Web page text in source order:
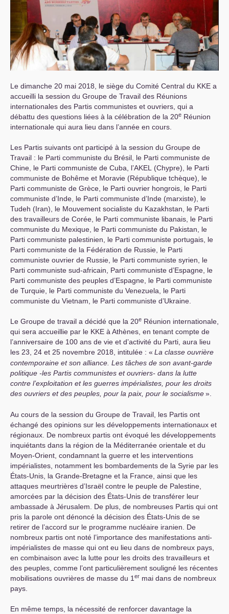
Le dimanche 20 mai 2018, le siège du Comité Central du KKE a
accueilli la session du Groupe de Travail des Réunions
internationales des Partis communistes et ouvriers, qui a
débattu des questions liées à la célébration de la 20e Réunion
internationale qui aura lieu dans l’année en cours.
Les Partis suivants ont participé à la session du Groupe de
Travail : le Parti communiste du Brésil, le Parti communiste de
Chine, le Parti communiste de Cuba, l’AKEL (Chypre), le Parti
communiste de Bohême et Moravie (République tchèque), le
Parti communiste de Grèce, le Parti ouvrier hongrois, le Parti
communiste d’Inde, le Parti communiste d’Inde (marxiste), le
Tudeh (Iran), le Mouvement socialiste du Kazakhstan, le Parti
des travailleurs de Corée, le Parti communiste libanais, le Parti
communiste du Mexique, le Parti communiste du Pakistan, le
Parti communiste palestinien, le Parti communiste portugais, le
Parti communiste de la Fédération de Russie, le Parti
communiste ouvrier de Russie, le Parti communiste syrien, le
Parti communiste sud-africain, Parti communiste d’Espagne, le
Parti communiste des peuples d’Espagne, le Parti communiste
de Turquie, le Parti communiste du Venezuela, le Parti
communiste du Vietnam, le Parti communiste d’Ukraine.
Le Groupe de travail a décidé que la 20e Réunion internationale,
qui sera accueillie par le KKE à Athènes, en tenant compte de
l’anniversaire de 100 ans de vie et d’activité du Parti, aura lieu
les 23, 24 et 25 novembre 2018, intitulée : « La classe ouvrière
contemporaine et son alliance. Les tâches de son avant-garde
politique -les Partis communistes et ouvriers- dans la lutte
contre l’exploitation et les guerres impérialistes, pour les droits
des ouvriers et des peuples, pour la paix, pour le socialisme».
Au cours de la session du Groupe de Travail, les Partis ont
échangé des opinions sur les développements internationaux et
régionaux. De nombreux partis ont évoqué les développements
inquiétants dans la région de la Méditerranée orientale et du
Moyen-Orient, condamnant la guerre et les interventions
impérialistes, notamment les bombardements de la Syrie par les
États-Unis, la Grande-Bretagne et la France, ainsi que les
attaques meurtrières d’Israël contre le peuple de Palestine,
amorcées par la décision des États-Unis de transférer leur
ambassade à Jérusalem. De plus, de nombreuses Partis qui ont
pris la parole ont dénoncé la décision des États-Unis de se
retirer de l’accord sur le programme nucléaire iranien. De
nombreux partis ont noté l’importance des manifestations anti-
impérialistes de masse qui ont eu lieu dans de nombreux pays,
en combinaison avec la lutte pour les droits des travailleurs et
des peuples, comme l’ont particulièrement souligné les récentes
mobilisations ouvrières de masse du 1er mai dans de nombreux
pays.
En même temps, la nécessité de renforcer davantage la